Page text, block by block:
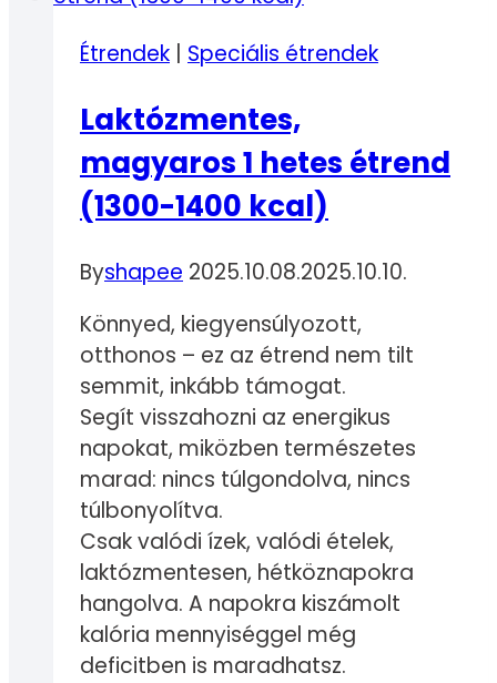
Étrendek Speciális étrendek
Laktózmentes,
magyaros 1 hetes étrend
(1300-1400 kcal)
Byshapee 2025.10.08.2025.10.10.
Könnyed, kiegyensúlyozott,
otthonos – ez az étrend nem tilt
semmit, inkább támogat.
Segít visszahozni az energikus
napokat, miközben természetes
marad: nincs túlgondolva, nincs
túlbonyolítva.
Csak valódi ízek, valódi ételek,
laktózmentesen, hétköznapokra
hangolva. A napokra kiszámolt
kalória mennyiséggel még
deficitben is maradhatsz.